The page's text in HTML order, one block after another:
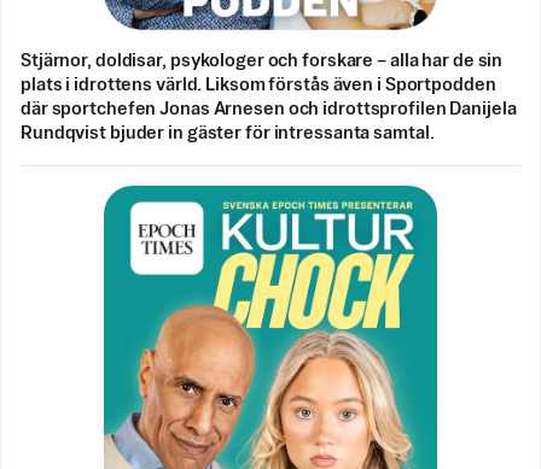
Stjärnor, doldisar, psykologer och forskare – alla har de sin
plats i idrottens värld. Liksom förstås även i Sportpodden
där sportchefen Jonas Arnesen och idrottsprofilen Danijela
Rundqvist bjuder in gäster för intressanta samtal.